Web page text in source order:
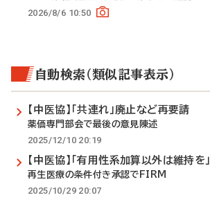
2026/8/6 10:50
自動検索（類似記事表示）
【中医協】「共連れ」廃止など再要請
薬価専門部会で最後の意見陳述
2025/12/10 20:19
【中医協】「有用性系加算以外は維持を」
再生医療の条件付き承認でFIRM
2025/10/29 20:07